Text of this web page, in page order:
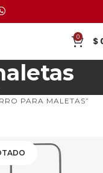
0 $
PARA MALETAS”